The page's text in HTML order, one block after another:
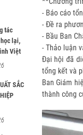
tác
lại,
Việt
nhận
trường
2027
SẮC
- Báo cáo
- Đề ra
- Bầu Ban
- Thảo luận
Đại hội đã
tổng kết và
Ban Giám
thành công